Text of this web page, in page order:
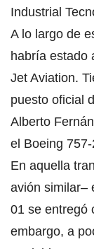
Industrial
A lo largo de
habría estado
Jet Aviation.
puesto oficial
Alberto
el Boeing
En aquella
avión similar–
01 se entregó
embargo, a